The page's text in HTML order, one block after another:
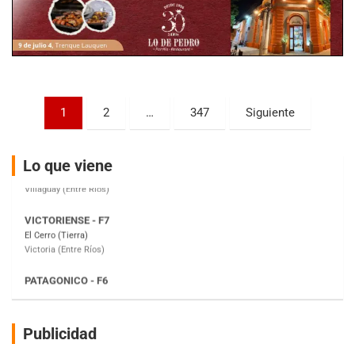
Paginación
entradas
1 2 … 347 Siguiente
Lo que viene
KDO - F6
Ciudad de Trenque Lauquen (Asfalto)
Trenque Lauquen (Buenos Aires)
Villaguay (Entre Ríos)
El Cerro (Tierra)
Victoria (Entre Ríos)
Moto Club Reginense (Tierra)
Gral. E. Godoy (Río Negro)
Juventud Unida (Tierra)
Humboldt (Santa Fe)
NORESTE SANTAFESINO - F6
Publicidad